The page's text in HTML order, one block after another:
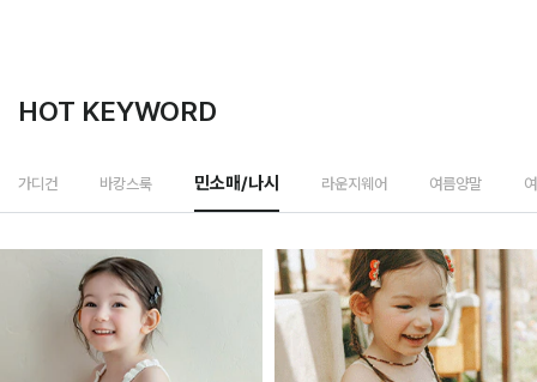
HOT KEYWORD
가디건 바캉스룩 민소매/나시 라운지웨어 여름양말